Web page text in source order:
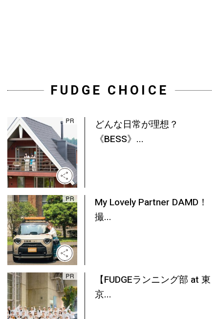
FUDGE CHOICE
どんな日常が理想？
《BESS》...
My Lovely Partner DAMD！
撮...
【FUDGEランニング部 at 東
京...